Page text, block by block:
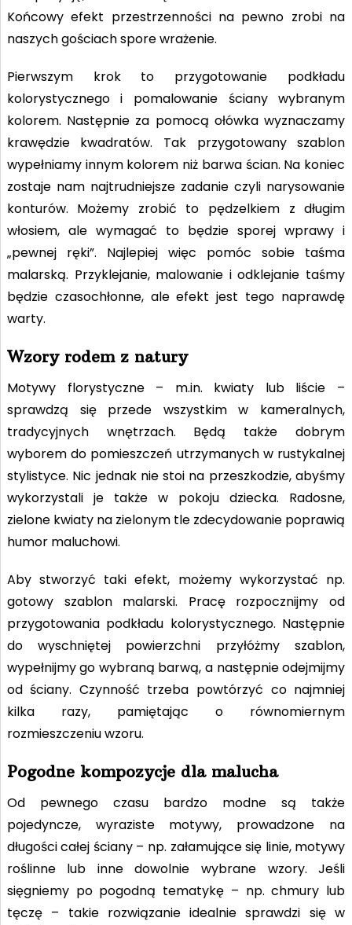
Końcowy efekt przestrzenności na pewno zrobi na
naszych gościach spore wrażenie.
Pierwszym krok to przygotowanie podkładu
kolorystycznego i pomalowanie ściany wybranym
kolorem. Następnie za pomocą ołówka wyznaczamy
krawędzie kwadratów. Tak przygotowany szablon
wypełniamy innym kolorem niż barwa ścian. Na koniec
zostaje nam najtrudniejsze zadanie czyli narysowanie
konturów. Możemy zrobić to pędzelkiem z długim
włosiem, ale wymagać to będzie sporej wprawy i
„pewnej ręki”. Najlepiej więc pomóc sobie taśma
malarską. Przyklejanie, malowanie i odklejanie taśmy
będzie czasochłonne, ale efekt jest tego naprawdę
warty.
Wzory rodem z natury
Motywy florystyczne – m.in. kwiaty lub liście –
sprawdzą się przede wszystkim w kameralnych,
tradycyjnych wnętrzach. Będą także dobrym
wyborem do pomieszczeń utrzymanych w rustykalnej
stylistyce. Nic jednak nie stoi na przeszkodzie, abyśmy
wykorzystali je także w pokoju dziecka. Radosne,
zielone kwiaty na zielonym tle zdecydowanie poprawią
humor maluchowi.
Aby stworzyć taki efekt, możemy wykorzystać np.
gotowy szablon malarski. Pracę rozpocznijmy od
przygotowania podkładu kolorystycznego. Następnie
do wyschniętej powierzchni przyłóżmy szablon,
wypełnijmy go wybraną barwą, a następnie odejmijmy
od ściany. Czynność trzeba powtórzyć co najmniej
kilka razy, pamiętając o równomiernym
rozmieszczeniu wzoru.
Pogodne kompozycje dla malucha
Od pewnego czasu bardzo modne są także
pojedyncze, wyraziste motywy, prowadzone na
długości całej ściany – np. załamujące się linie, motywy
roślinne lub inne dowolnie wybrane wzory. Jeśli
sięgniemy po pogodną tematykę – np. chmury lub
tęczę – takie rozwiązanie idealnie sprawdzi się w